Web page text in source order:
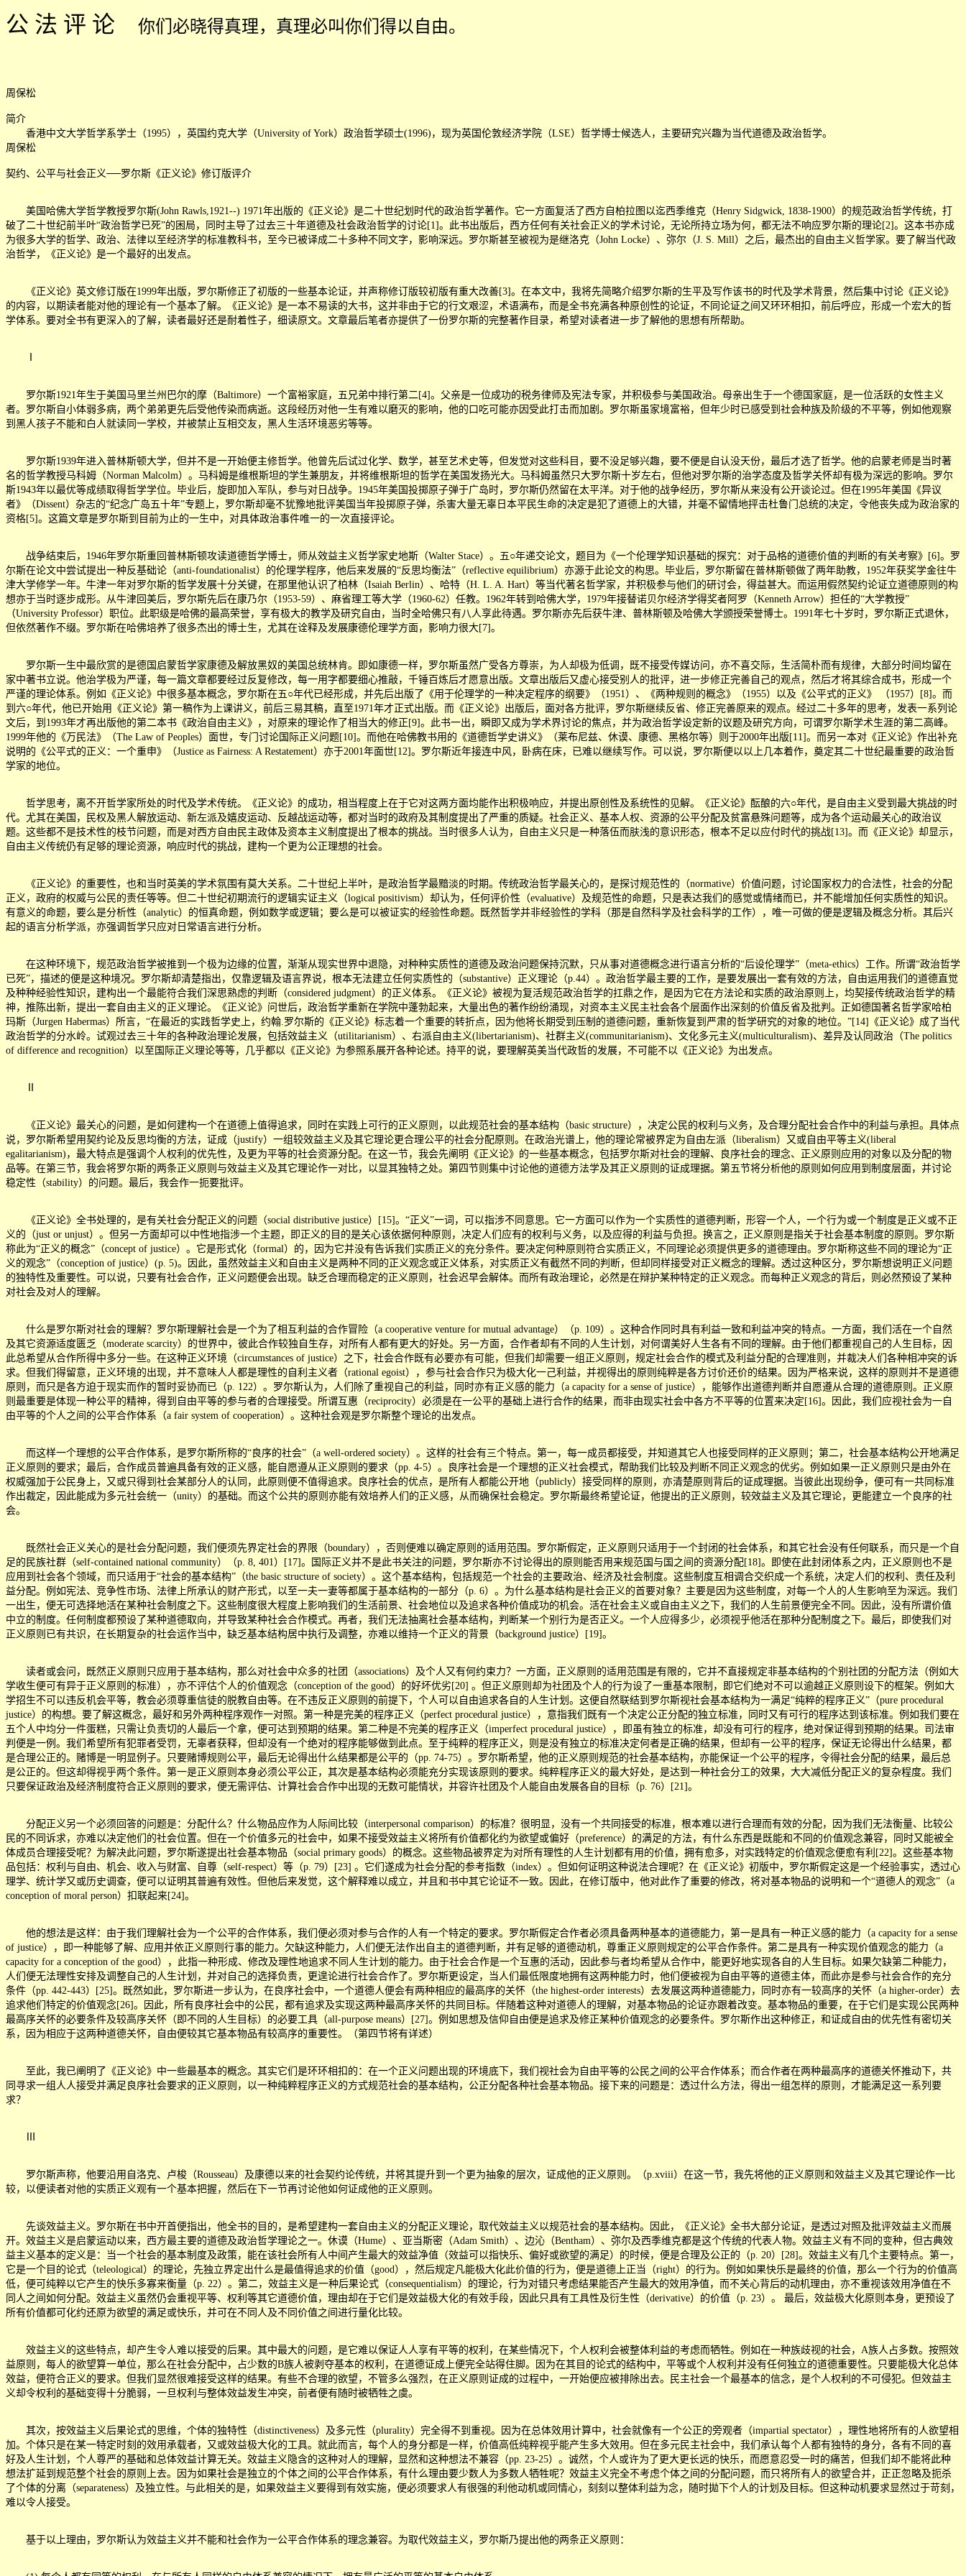
公 法 评 论 你们必晓得真理，真理必叫你们得以自由。
周保松
简介
香港中文大学哲学系学士（1995），英国约克大学（University of York）政治哲学硕士(1996)，现为英国伦敦经济学院（LSE）哲学博士候选人，主要研究兴趣为当代道德及政治哲学。
周保松
契约、公平与社会正义──罗尔斯《正义论》修订版评介
美国哈佛大学哲学教授罗尔斯(John Rawls,1921--) 1971年出版的《正义论》是二十世纪划时代的政治哲学著作。它一方面复活了西方自柏拉图以迄西季维克（Henry Sidgwick, 1838-1900）的规范政治哲学传统，打
破了二十世纪前半叶“政治哲学已死”的困局，同时主导了过去三十年道德及社会政治哲学的讨论[1]。此书出版后，西方任何有关社会正义的学术讨论，无论所持立场为何，都无法不响应罗尔斯的理论[2]。这本书亦成
为很多大学的哲学、政治、法律以至经济学的标准教科书，至今已被译成二十多种不同文字，影响深远。罗尔斯甚至被视为是继洛克（John Locke）、弥尔（J. S. Mill）之后，最杰出的自由主义哲学家。要了解当代政
治哲学，《正义论》是一个最好的出发点。
《正义论》英文修订版在1999年出版，罗尔斯修正了初版的一些基本论证，并声称修订版较初版有重大改善[3]。在本文中，我将先简略介绍罗尔斯的生平及写作该书的时代及学术背景，然后集中讨论《正义论》
的内容，以期读者能对他的理论有一个基本了解。《正义论》是一本不易读的大书，这并非由于它的行文艰涩，术语满布，而是全书充满各种原创性的论证，不同论证之间又环环相扣，前后呼应，形成一个宏大的哲
学体系。要对全书有更深入的了解，读者最好还是耐着性子，细读原文。文章最后笔者亦提供了一份罗尔斯的完整著作目录，希望对读者进一步了解他的思想有所帮助。
罗尔斯1921年生于美国马里兰州巴尔的摩（Baltimore）一个富裕家庭，五兄弟中排行第二[4]。父亲是一位成功的税务律师及宪法专家，并积极参与美国政治。母亲出生于一个德国家庭，是一位活跃的女性主义
者。罗尔斯自小体弱多病，两个弟弟更先后受他传染而病逝。这段经历对他一生有难以磨灭的影响，他的口吃可能亦因受此打击而加剧。罗尔斯虽家境富裕，但年少时已感受到社会种族及阶级的不平等，例如他观察
到黑人孩子不能和白人就读同一学校，并被禁止互相交友，黑人生活环境恶劣等等。
罗尔斯1939年进入普林斯顿大学，但并不是一开始便主修哲学。他曾先后试过化学、数学，甚至艺术史等，但发觉对这些科目，要不没足够兴趣，要不便是自认没天份，最后才选了哲学。他的启蒙老师是当时著
名的哲学教授马科姆（Norman Malcolm）。马科姆是维根斯坦的学生兼朋友，并将维根斯坦的哲学在美国发扬光大。马科姆虽然只大罗尔斯十岁左右，但他对罗尔斯的治学态度及哲学关怀却有极为深远的影响。罗尔
斯1943年以最优等成绩取得哲学学位。毕业后，旋即加入军队，参与对日战争。1945年美国投掷原子弹于广岛时，罗尔斯仍然留在太平洋。对于他的战争经历，罗尔斯从来没有公开谈论过。但在1995年美国《异议
者》（Dissent）杂志的“纪念广岛五十年”专题上，罗尔斯却毫不犹豫地批评美国当年投掷原子弹，杀害大量无辜日本平民生命的决定是犯了道德上的大错，并毫不留情地抨击杜鲁门总统的决定，令他丧失成为政治家的
资格[5]。这篇文章是罗尔斯到目前为止的一生中，对具体政治事件唯一的一次直接评论。
战争结束后，1946年罗尔斯重回普林斯顿攻读道德哲学博士，师从效益主义哲学家史地斯（Walter Stace）。五○年递交论文，题目为《一个伦理学知识基础的探究：对于品格的道德价值的判断的有关考察》[6]。罗
尔斯在论文中尝试提出一种反基础论（anti-foundationalist）的伦理学程序，他后来发展的“反思均衡法” （reflective equilibrium）亦源于此论文的构思。毕业后，罗尔斯留在普林斯顿做了两年助教，1952年获奖学金往牛
津大学修学一年。牛津一年对罗尔斯的哲学发展十分关键，在那里他认识了柏林（Isaiah Berlin）、哈特（H. L. A. Hart）等当代著名哲学家，并积极参与他们的研讨会，得益甚大。而运用假然契约论证立道德原则的构
想亦于当时逐步成形。从牛津回美后，罗尔斯先后在康乃尔（1953-59）、麻省理工等大学（1960-62）任教。1962年转到哈佛大学，1979年接替诺贝尔经济学得奖者阿罗（Kenneth Arrow）担任的“大学教授”
（University Professor）职位。此职级是哈佛的最高荣誉，享有极大的教学及研究自由，当时全哈佛只有八人享此待遇。罗尔斯亦先后获牛津、普林斯顿及哈佛大学颁授荣誉博士。1991年七十岁时，罗尔斯正式退休，
但依然著作不缀。罗尔斯在哈佛培养了很多杰出的博士生，尤其在诠释及发展康德伦理学方面，影响力很大[7]。
罗尔斯一生中最欣赏的是德国启蒙哲学家康德及解放黑奴的美国总统林肯。即如康德一样，罗尔斯虽然广受各方尊崇，为人却极为低调，既不接受传媒访问，亦不喜交际，生活简朴而有规律，大部分时间均留在
家中著书立说。他治学极为严谨，每一篇文章都要经过反复修改，每一用字都要细心推敲，千锤百炼后才愿意出版。文章出版后又虚心接受别人的批评，进一步修正完善自己的观点，然后才将其综合成书，形成一个
严谨的理论体系。例如《正义论》中很多基本概念，罗尔斯在五○年代已经形成，并先后出版了《用于伦理学的一种决定程序的纲要》（1951）、《两种规则的概念》（1955）以及《公平式的正义》 （1957）[8]。而
到六○年代，他已开始用《正义论》第一稿作为上课讲义，前后三易其稿，直至1971年才正式出版。而《正义论》出版后，面对各方批评，罗尔斯继续反省、修正完善原来的观点。经过二十多年的思考，发表一系列论
文后，到1993年才再出版他的第二本书《政治自由主义》，对原来的理论作了相当大的修正[9]。此书一出，瞬即又成为学术界讨论的焦点，并为政治哲学设定新的议题及研究方向，可谓罗尔斯学术生涯的第二高峰。
1999年他的《万民法》（The Law of Peoples）面世，专门讨论国际正义问题[10]。而他在哈佛教书用的《道德哲学史讲义》（莱布尼兹、休谟、康德、黑格尔等）则于2000年出版[11]。而另一本对《正义论》作出补充
说明的《公平式的正义：一个重申》（Justice as Fairness: A Restatement）亦于2001年面世[12]。罗尔斯近年接连中风，卧病在床，已难以继续写作。可以说，罗尔斯便以以上几本着作，奠定其二十世纪最重要的政治哲
学家的地位。
哲学思考，离不开哲学家所处的时代及学术传统。《正义论》的成功，相当程度上在于它对这两方面均能作出积极响应，并提出原创性及系统性的见解。《正义论》酝酿的六○年代，是自由主义受到最大挑战的时
代。尤其在美国，民权及黑人解放运动、新左派及嬉皮运动、反越战运动等，都对当时的政府及其制度提出了严重的质疑。社会正义、基本人权、资源的公平分配及贫富悬殊问题等，成为各个运动最关心的政治议
题。这些都不是技术性的枝节问题，而是对西方自由民主政体及资本主义制度提出了根本的挑战。当时很多人认为，自由主义只是一种落伍而肤浅的意识形态，根本不足以应付时代的挑战[13]。而《正义论》却显示，
自由主义传统仍有足够的理论资源，响应时代的挑战，建构一个更为公正理想的社会。
《正义论》的重要性，也和当时英美的学术氛围有莫大关系。二十世纪上半叶，是政治哲学最黯淡的时期。传统政治哲学最关心的，是探讨规范性的（normative）价值问题，讨论国家权力的合法性，社会的分配
正义，政府的权威与公民的责任等等。但二十世纪初期流行的逻辑实证主义（logical positivism）却认为，任何评价性（evaluative）及规范性的命题，只是表达我们的感觉或情绪而已，并不能增加任何实质性的知识。
有意义的命题，要么是分析性（analytic）的恒真命题，例如数学或逻辑；要么是可以被证实的经验性命题。既然哲学并非经验性的学科（那是自然科学及社会科学的工作），唯一可做的便是逻辑及概念分析。其后兴
起的语言分析学派，亦强调哲学只应对日常语言进行分析。
在这种环境下，规范政治哲学被推到一个极为边缘的位置，渐渐从现实世界中退隐，对种种实质性的道德及政治问题保持沉默，只从事对道德概念进行语言分析的“后设伦理学” （meta-ethics）工作。所谓“政治哲学
已死”，描述的便是这种境况。罗尔斯却清楚指出，仅靠逻辑及语言界说，根本无法建立任何实质性的（substantive）正义理论（p.44）。政治哲学最主要的工作，是要发展出一套有效的方法，自由运用我们的道德直觉
及种种经验性知识，建构出一个最能符合我们深思熟虑的判断（considered judgment）的正义体系。《正义论》被视为复活规范政治哲学的扛鼎之作，是因为它在方法论和实质的政治原则上，均契接传统政治哲学的精
神，推陈出新，提出一套自由主义的正义理论。《正义论》问世后，政治哲学重新在学院中蓬勃起来，大量出色的著作纷纷涌现，对资本主义民主社会各个层面作出深刻的价值反省及批判。正如德国著名哲学家哈柏
玛斯（Jurgen Habermas）所言， “在最近的实践哲学史上，约翰.罗尔斯的《正义论》标志着一个重要的转折点，因为他将长期受到压制的道德问题，重新恢复到严肃的哲学研究的对象的地位。 ”[14]《正义论》成了当代
政治哲学的分水岭。试观过去三十年的各种政治理论发展，包括效益主义（utilitarianism）、右派自由主义(libertarianism)、社群主义(communitarianism)、文化多元主义(multiculturalism)、差异及认同政治（The politics
of difference and recognition）以至国际正义理论等等，几乎都以《正义论》为参照系展开各种论述。持平的说，要理解英美当代政哲的发展，不可能不以《正义论》为出发点。
《正义论》最关心的问题，是如何建构一个在道德上值得追求，同时在实践上可行的正义原则，以此规范社会的基本结构（basic structure），决定公民的权利与义务，及合理分配社会合作中的利益与承担。具体点
说，罗尔斯希望用契约论及反思均衡的方法，证成（justify）一组较效益主义及其它理论更合理公平的社会分配原则。在政治光谱上，他的理论常被界定为自由左派（liberalism）又或自由平等主义(liberal
egalitarianism)，最大特点是强调个人权利的优先性，及更为平等的社会资源分配。在这一节，我会先阐明《正义论》的一些基本概念，包括罗尔斯对社会的理解、良序社会的理念、正义原则应用的对象以及分配的物
品等。在第三节，我会将罗尔斯的两条正义原则与效益主义及其它理论作一对比，以显其独特之处。第四节则集中讨论他的道德方法学及其正义原则的证成理据。第五节将分析他的原则如何应用到制度层面，并讨论
稳定性（stability）的问题。最后，我会作一扼要批评。
《正义论》全书处理的，是有关社会分配正义的问题（social distributive justice）[15]。 “正义”一词，可以指涉不同意思。它一方面可以作为一个实质性的道德判断，形容一个人，一个行为或一个制度是正义或不正
义的（just or unjust）。但另一方面却可以中性地指涉一个主题，即正义的目的是关心该依据何种原则，决定人们应有的权利与义务，以及应得的利益与负担。换言之，正义原则是指关于社会基本制度的原则。罗尔斯
称此为“正义的概念” （concept of justice）。它是形式化（formal）的，因为它并没有告诉我们实质正义的充分条件。要决定何种原则符合实质正义，不同理论必须提供更多的道德理由。罗尔斯称这些不同的理论为“正
义的观念” （conception of justice）(p. 5)。因此，虽然效益主义和自由主义是两种不同的正义观念或正义体系，对实质正义有截然不同的判断，但却同样接受对正义概念的理解。透过这种区分，罗尔斯想说明正义问题
的独特性及重要性。可以说，只要有社会合作，正义问题便会出现。缺乏合理而稳定的正义原则，社会迟早会解体。而所有政治理论，必然是在辩护某种特定的正义观念。而每种正义观念的背后，则必然预设了某种
对社会及对人的理解。
什么是罗尔斯对社会的理解？罗尔斯理解社会是一个为了相互利益的合作冒险（a cooperative venture for mutual advantage）（p. 109）。这种合作同时具有利益一致和利益冲突的特点。一方面，我们活在一个自然
及其它资源适度匮乏（moderate scarcity）的世界中，彼此合作较独自生存，对所有人都有更大的好处。另一方面，合作者却有不同的人生计划，对何谓美好人生各有不同的理解。由于他们都重视自己的人生目标，因
此总希望从合作所得中多分一些。在这种正义环境（circumstances of justice）之下，社会合作既有必要亦有可能，但我们却需要一组正义原则，规定社会合作的模式及利益分配的合理准则，并裁决人们各种相冲突的诉
求。但我们得留意，正义环境的出现，并不意味人人都是理性的自利主义者（rational egoist），参与社会合作只为极大化一己利益，并视得出的原则纯粹是各方讨价还价的结果。因为严格来说，这样的原则并不是道德
原则，而只是各方迫于现实而作的暂时妥协而已（p. 122）。罗尔斯认为，人们除了重视自己的利益，同时亦有正义感的能力（a capacity for a sense of justice），能够作出道德判断并自愿遵从合理的道德原则。正义原
则最重要是体现一种公平的精神，得到自由平等的参与者的合理接受。所谓互惠（reciprocity）必须是在一公平的基础上进行合作的结果，而非由现实社会中各方不平等的位置来决定[16]。因此，我们应视社会为一自
由平等的个人之间的公平合作体系（a fair system of cooperation）。这种社会观是罗尔斯整个理论的出发点。
而这样一个理想的公平合作体系，是罗尔斯所称的“ 良序的社会” （a well-ordered society）。这样的社会有三个特点。第一，每一成员都接受，并知道其它人也接受同样的正义原则；第二，社会基本结构公开地满足
正义原则的要求；最后，合作成员普遍具备有效的正义感，能自愿遵从正义原则的要求（pp. 4-5）。良序社会是一个理想的正义社会模式，帮助我们比较及判断不同正义观念的优劣。例如如果一正义原则只是由外在
权威强加于公民身上，又或只得到社会某部分人的认同，此原则便不值得追求。良序社会的优点，是所有人都能公开地（publicly）接受同样的原则，亦清楚原则背后的证成理据。当彼此出现纷争，便可有一共同标准
作出裁定，因此能成为多元社会统一（unity）的基础。而这个公共的原则亦能有效培养人们的正义感，从而确保社会稳定。罗尔斯最终希望论证，他提出的正义原则，较效益主义及其它理论，更能建立一个良序的社
会。
既然社会正义关心的是社会分配问题，我们便须先界定社会的界限（boundary），否则便难以确定原则的适用范围。罗尔斯假定，正义原则只适用于一个封闭的社会体系，和其它社会没有任何联系，而只是一个自
足的民族社群（self-contained national community）（p. 8, 401）[17]。国际正义并不是此书关注的问题，罗尔斯亦不讨论得出的原则能否用来规范国与国之间的资源分配[18]。即使在此封闭体系之内，正义原则也不是
应用到社会各个领域，而只适用于“社会的基本结构” （the basic structure of society）。这个基本结构，包括规范一个社会的主要政治、经济及社会制度。这些制度互相调合交织成一个系统，决定人们的权利、责任及利
益分配。例如宪法、竞争性市场、法律上所承认的财产形式，以至一夫一妻等都属于基本结构的一部分（p. 6）。为什么基本结构是社会正义的首要对象？主要是因为这些制度，对每一个人的人生影响至为深远。我们
一出生，便无可选择地活在某种社会制度之下。这些制度很大程度上影响我们的生活前景、社会地位以及追求各种价值成功的机会。活在社会主义或自由主义之下，我们的人生前景便完全不同。因此，没有所谓价值
中立的制度。任何制度都预设了某种道德取向，并导致某种社会合作模式。再者，我们无法抽离社会基本结构，判断某一个别行为是否正义。一个人应得多少，必须视乎他活在那种分配制度之下。最后，即使我们对
正义原则已有共识，在长期复杂的社会运作当中，缺乏基本结构居中执行及调整，亦难以维持一个正义的背景（background justice）[19]。
读者或会问，既然正义原则只应用于基本结构，那么对社会中众多的社团（associations）及个人又有何约束力？一方面，正义原则的适用范围是有限的，它并不直接规定非基本结构的个别社团的分配方法（例如大
学收生便可有异于正义原则的标准），亦不评估个人的价值观念（conception of the good）的好坏优劣[20] 。但正义原则却为社团及个人的行为设了一重基本限制，即它们绝对不可以逾越正义原则设下的框架。例如大
学招生不可以违反机会平等，教会必须尊重信徒的脱教自由等。在不违反正义原则的前提下，个人可以自由追求各自的人生计划。这便自然联结到罗尔斯视社会基本结构为一满足“纯粹的程序正义” （pure procedural
justice）的构想。要了解这概念，最好和另外两种程序观作一对照。第一种是完美的程序正义（perfect procedural justice），意指我们既有一个决定公正分配的独立标准，同时又有可行的程序达到该标准。例如我们要在
五个人中均分一件蛋糕，只需让负责切的人最后一个拿，便可达到预期的结果。第二种是不完美的程序正义（imperfect procedural justice），即虽有独立的标准，却没有可行的程序，绝对保证得到预期的结果。司法审
判便是一例。我们希望所有犯罪者受罚，无辜者获释，但却没有一个绝对的程序能够做到此点。至于纯粹的程序正义，则是没有独立的标准决定何者是正确的结果，但却有一公平的程序，保证无论得出什么结果，都
是合理公正的。赌博是一明显例子。只要赌博规则公平，最后无论得出什么结果都是公平的（pp. 74-75）。罗尔斯希望，他的正义原则规范的社会基本结构，亦能保证一个公平的程序，令得社会分配的结果，最后总
是公正的。但这却得视乎两个条件。第一是正义原则本身必须公平公正，其次是基本结构必须能充分实现该原则的要求。纯粹程序正义的最大好处，是达到一种社会分工的效果，大大减低分配正义的复杂程度。我们
只要保证政治及经济制度符合正义原则的要求，便无需评估、计算社会合作中出现的无数可能情状，并容许社团及个人能自由发展各自的目标（p. 76）[21]。
分配正义另一个必须回答的问题是：分配什么？什么物品应作为人际间比较（interpersonal comparison）的标准？很明显，没有一个共同接受的标准，根本难以进行合理而有效的分配，因为我们无法衡量、比较公
民的不同诉求，亦难以决定他们的社会位置。但在一个价值多元的社会中，如果不接受效益主义将所有价值都化约为欲望或偏好（preference）的满足的方法，有什么东西是既能和不同的价值观念兼容，同时又能被全
体成员合理接受呢？为解决此问题，罗尔斯遂提出社会基本物品（social primary goods）的概念。这些物品被界定为对所有理性的人生计划都有用的价值，拥有愈多，对实践特定的价值观念便愈有利[22]。这些基本物
品包括：权利与自由、机会、收入与财富、自尊（self-respect）等（p. 79）[23] 。它们遂成为社会分配的参考指数（index）。但如何证明这种说法合理呢？在《正义论》初版中，罗尔斯假定这是一个经验事实，透过心
理学、统计学又或历史调查，便可以证明其普遍有效性。但他后来发觉，这个解释难以成立，并且和书中其它论证不一致。因此，在修订版中，他对此作了重要的修改，将对基本物品的说明和一个“道德人的观念” （a
conception of moral person）扣联起来[24]。
他的想法是这样：由于我们理解社会为一个公平的合作体系，我们便必须对参与合作的人有一个特定的要求。罗尔斯假定合作者必须具备两种基本的道德能力，第一是具有一种正义感的能力（a capacity for a sense
of justice），即一种能够了解、应用并依正义原则行事的能力。欠缺这种能力，人们便无法作出自主的道德判断，并有足够的道德动机，尊重正义原则规定的公平合作条件。第二是具有一种实现价值观念的能力（a
capacity for a conception of the good），此指一种形成、修改及理性地追求不同人生计划的能力。由于社会合作是一个互惠的活动，因此参与者均希望从合作中，能更好地实现各自的人生目标。如果欠缺第二种能力，
人们便无法理性安排及调整自己的人生计划，并对自己的选择负责，更遑论进行社会合作了。罗尔斯更设定，当人们最低限度地拥有这两种能力时，他们便被视为自由平等的道德主体，而此亦是参与社会合作的充分
条件（pp. 442-443）[25]。既然如此，罗尔斯进一步认为，在良序社会中，一个道德人便会有两种相应的最高序的关怀（the highest-order interests）去发展这两种道德能力，同时亦有一较高序的关怀（a higher-order）去
追求他们特定的价值观念[26]。因此，所有良序社会中的公民，都有追求及实现这两种最高序关怀的共同目标。伴随着这种对道德人的理解，对基本物品的论证亦跟着改变。基本物品的重要，在于它们是实现公民两种
最高序关怀的必要条件及较高序关怀（即不同的人生目标）的必要工具（all-purpose means）[27]。例如思想及信仰自由便是追求及修正某种价值观念的必要条件。罗尔斯作出这种修正，和证成自由的优先性有密切关
系，因为相应于这两种道德关怀，自由便较其它基本物品有较高序的重要性。（第四节将有详述）
至此，我已阐明了《正义论》中一些最基本的概念。其实它们是环环相扣的：在一个正义问题出现的环境底下，我们视社会为自由平等的公民之间的公平合作体系；而合作者在两种最高序的道德关怀推动下，共
同寻求一组人人接受并满足良序社会要求的正义原则，以一种纯粹程序正义的方式规范社会的基本结构，公正分配各种社会基本物品。接下来的问题是：透过什么方法，得出一组怎样的原则，才能满足这一系列要
求？
罗尔斯声称，他要沿用自洛克、卢梭（Rousseau）及康德以来的社会契约论传统，并将其提升到一个更为抽象的层次，证成他的正义原则。（p.xviii）在这一节，我先将他的正义原则和效益主义及其它理论作一比
较，以便读者对他的实质正义观有一个基本把握，然后在下一节再讨论他如何证成他的正义原则。
先谈效益主义。罗尔斯在书中开首便指出，他全书的目的，是希望建构一套自由主义的分配正义理论，取代效益主义以规范社会的基本结构。因此，《正义论》全书大部分论证，是透过对照及批评效益主义而展
开。效益主义是启蒙运动以来，西方最主要的道德及政治哲学理论之一。休谟（Hume）、亚当斯密（Adam Smith）、边沁（Bentham）、弥尔及西季维克都是这个传统的代表人物。效益主义有不同的变种，但古典效
益主义基本的定义是：当一个社会的基本制度及政策，能在该社会所有人中间产生最大的效益净值（效益可以指快乐、偏好或欲望的满足）的时候，便是合理及公正的（p. 20）[28]。效益主义有几个主要特点。第一，
它是一个目的论式（teleological）的理论，先独立界定出什么是最值得追求的价值（good），然后规定凡能极大化此价值的行为，便是道德上正当（right）的行为。例如如果快乐是最终的价值，那么一个行为的价值高
低，便可纯粹以它产生的快乐多寡来衡量（p. 22）。第二，效益主义是一种后果论式（consequentialism）的理论，行为对错只考虑结果能否产生最大的效用净值，而不关心背后的动机理由，亦不重视该效用净值在不
同人之间如何分配。效益主义虽然仍会重视平等、权利等其它道德价值，理由却在于它们是效益极大化的有效手段，因此只具有工具性及衍生性（derivative）的价值（p. 23）。 最后，效益极大化原则本身，更预设了
所有价值都可化约还原为欲望的满足或快乐，并可在不同人及不同价值之间进行量化比较。
效益主义的这些特点，却产生令人难以接受的后果。其中最大的问题，是它难以保证人人享有平等的权利，在某些情况下，个人权利会被整体利益的考虑而牺牲。例如在一种族歧视的社会，A族人占多数。按照效
益原则，每人的欲望算一单位，那么在社会分配中，占少数的B族人被剥夺基本的权利，在道德证成上便完全站得住脚。因为在其目的论式的结构中，平等或个人权利并没有任何独立的道德重要性。只要能极大化总体
效益，便符合正义的要求。但我们显然很难接受这样的结果。有些不合理的欲望，不管多么强烈，在正义原则证成的过程中，一开始便应被排除出去。民主社会一个最基本的信念，是个人权利的不可侵犯。但效益主
义却令权利的基础变得十分脆弱，一旦权利与整体效益发生冲突，前者便有随时被牺牲之虞。
其次，按效益主义后果论式的思维，个体的独特性（distinctiveness）及多元性（plurality）完全得不到重视。因为在总体效用计算中，社会就像有一个公正的旁观者（impartial spectator），理性地将所有的人欲望相
加。个体只是在某一特定时刻的效用承载者，又或效益极大化的工具。就此而言，每个人的身分都是一样，价值高低纯粹视乎能产生多大效用。但在多元民主社会中，我们承认每个人都有独特的身分，各有不同的喜
好及人生计划，个人尊严的基础和总体效益计算无关。效益主义隐含的这种对人的理解，显然和这种想法不兼容（pp. 23-25）。诚然，个人或许为了更大更长远的快乐，而愿意忍受一时的痛苦，但我们却不能将此种
想法扩延到规范整个社会的原则上去。因为如果社会是独立的个体之间的公平合作体系，有什么理由要少数人为多数人牺牲呢？效益主义完全不考虑个体之间的分配问题，而只将所有人的欲望合并，正正忽略及扼杀
了个体的分离（separateness）及独立性。与此相关的是，如果效益主义要得到有效实施，便必须要求人有很强的利他动机或同情心，刻刻以整体利益为念，随时拋下个人的计划及目标。但这种动机要求显然过于苛刻，
难以令人接受。
基于以上理由，罗尔斯认为效益主义并不能和社会作为一公平合作体系的理念兼容。为取代效益主义，罗尔斯乃提出他的两条正义原则：